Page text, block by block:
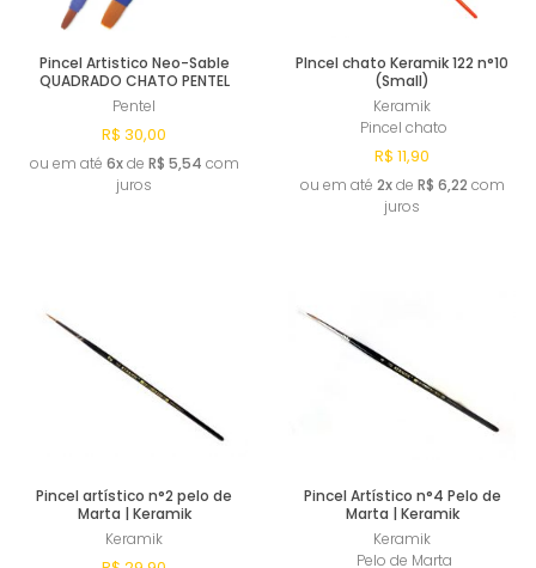
Pincel Artistico Neo-Sable
QUADRADO CHATO PENTEL
Pentel
R$ 30,00
ou em até 6xde R$ 5,54 com
juros
PIncel chato Keramik 122 n°10
(Small)
Keramik
Pincel chato
R$ 11,90
ou em até 2xde R$ 6,22 com
juros
Pincel artístico n°2 pelo de
Marta | Keramik
Keramik
Pincel Artístico n°4 Pelo de
Marta | Keramik
Keramik
Pelo de Marta